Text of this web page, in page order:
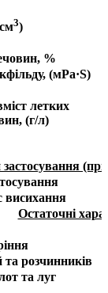
3)
%
(мРа·S)
летких
(г/л)
(при
висихання
Остаточні
та розчинників
та луг